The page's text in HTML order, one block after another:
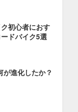
初心者におす
ドバイク5選
進化したか？